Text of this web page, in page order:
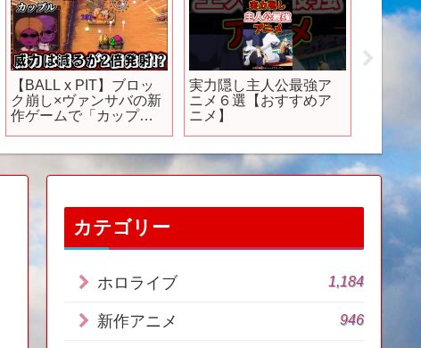
【BALL x PIT】ブロッ
ク崩し×ヴァンサバの新
作ゲームで「カップ
実力隠し主人公最強ア
ニメ６選【おすすめア
ニメ】
井さん
て神ゲ
堂
カテゴリー
ホロライブ 1,184
新作アニメ 946